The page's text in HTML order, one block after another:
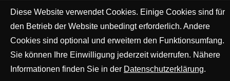
Diese Website verwendet Cookies. Einige Cookies sind für
den Betrieb der Website unbedingt erforderlich. Andere
Cookies sind optional und erweitern den Funktionsumfang.
Sie können Ihre Einwilligung jederzeit widerrufen. Nähere
Informationen finden Sie in der Datenschutzerklärung.